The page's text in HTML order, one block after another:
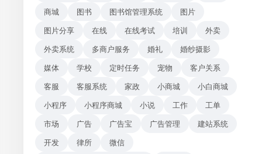
商城
图书 图书馆管理系统
图片
图片分享
在线 在线考试 培训
外卖
外卖系统
多商户服务 婚礼
婚纱摄影
媒体
学校 定时任务 宠物
客户关系
客服
客服系统 家政 小商城
小白商城
小程序
小程序商城 小说 工作
工单
市场
广告 广告宝 广告管理
建站系统
开发
律所
微信